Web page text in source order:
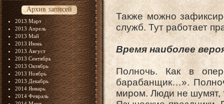
Архив записей
2013 Март
2013 Апрель
2013 Май
2013 Июнь
2013 Август
2013 Сентябрь
2013 Октябрь
2013 Ноябрь
2013 Декабрь
2014 Январь
2014 Февраль
Также можно
служб. Тут работает
Время наиболее
Полночь. Как в
барабанщик…».
миром. Люди не шумят,